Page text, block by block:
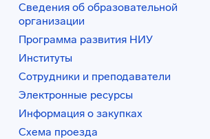
Сведения об образовательной
организации
Программа развития НИУ
Институты
Сотрудники и преподаватели
Электронные ресурсы
Информация о закупках
Схема проезда